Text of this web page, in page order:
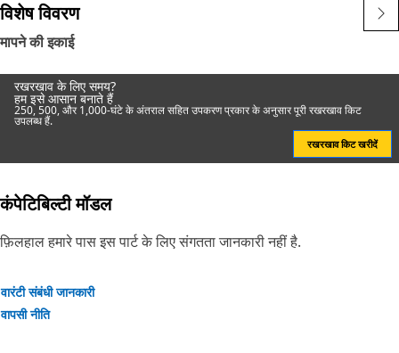
Application:
Consult your owner's manual or contact your local Cat
Dealer for more information.
विशेष विवरण
मापने की इकाई
रखरखाव के लिए समय?
हम इसे आसान बनाते हैं
250, 500, और 1,000-घंटे के अंतराल सहित उपकरण प्रकार के अनुसार पूरी रखरखाव किट
उपलब्ध हैं.
रखरखाव किट खरीदें
कंपेटिबिल्टी मॉडल
फ़िलहाल हमारे पास इस पार्ट के लिए संगतता जानकारी नहीं है.
वारंटी संबंधी जानकारी
वापसी नीति